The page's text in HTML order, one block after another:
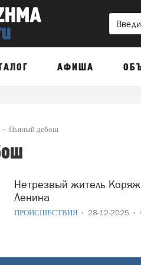
АФИША
Пьяный дебош
Нетрезвый житель Коряжмы устроил дебош на проспекте
Ленина
ПРОИСШЕСТВИЯ 28-12-2025